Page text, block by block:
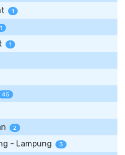
1
1
1
45
2
- Lampung 3